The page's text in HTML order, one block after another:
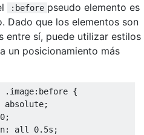
:before pseudo elemento es
Dado que los elementos son
entre sí, puede utilizar estilos
un posicionamiento más
. image: before {
absolute;
0;
: all 0.5s ;